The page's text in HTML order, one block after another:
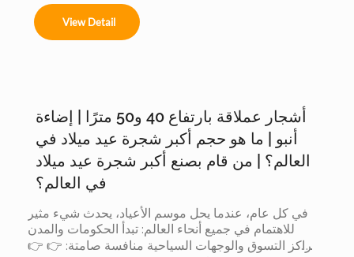
Ofrecemos servicios completos de instalación
para:
Árboles de 4m a 50m en espacios interiores y
exteriores.
municipales.
View Detail
أشجار عملاقة بارتفاع 40 و50 مترًا | إضاءة
أنبو | ما هو حجم أكبر شجرة عيد ميلاد في
العالم؟ | من قام بصنع أكبر شجرة عيد ميلاد
في العالم؟
في كل عام، عندما يحل موسم الأعياد، يحدث شيء مثير
للاهتمام في جميع أنحاء العالم: تبدأ الحكومات والمدن
ومراكز التسوق والوجهات السياحية منافسة صامتة: 👉 👉